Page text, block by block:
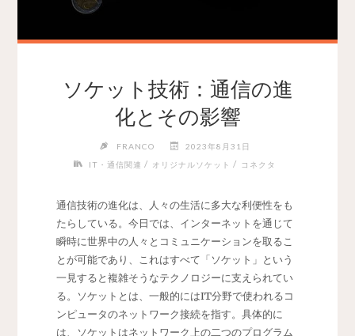
ソケット技術：通信の進
化とその影響
FRANCO
2023年8月31日
IT・通信関連 / オリジナルソケット / コネクタ
通信技術の進化は、人々の生活に多大な利便性をも
たらしている。 今日では、インターネットを通じて
瞬時に世界中の人々とコミュニケーションを取るこ
とが可能であり、これはすべて「ソケット」という
一見すると複雑そうなテクノロジーに支えられてい
る。ソケットとは、一般的にはIT分野で使われるコ
ンピュータのネットワーク接続を指す。具体的に
は、ソケットはネットワーク上の二つのプログラム